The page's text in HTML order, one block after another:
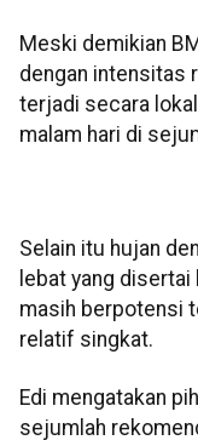
Meski demikian
dengan intensitas
terjadi secara
malam hari di
Selain itu hujan
lebat yang
masih berpotensi
relatif singkat.
Edi mengatakan
sejumlah